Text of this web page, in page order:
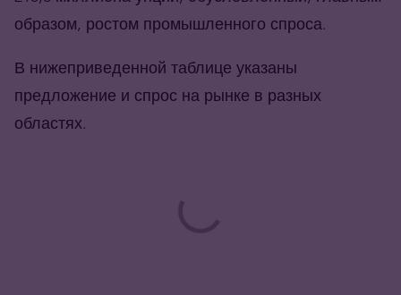
образом, ростом промышленного спроса.
В нижеприведенной таблице указаны
предложение и спрос на рынке в разных
областях.